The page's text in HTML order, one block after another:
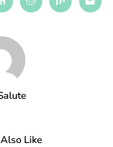
LinkedinRedditMix
Like